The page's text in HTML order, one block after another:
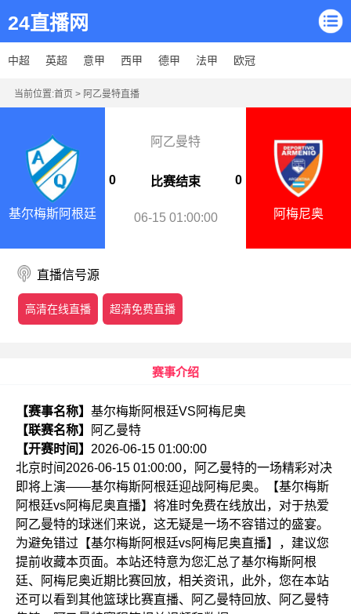
24直播网
中超 英超 意甲 西甲 德甲 法甲 欧冠
当前位置:首页 > 阿乙曼特直播
基尔梅斯阿根廷
阿乙曼特
0 比赛结束 0
06-15 01:00:00 阿梅尼奥
直播信号源
高清在线直播 超清免费直播
赛事介绍
【赛事名称】 基尔梅斯阿根廷VS阿梅尼奥
【联赛名称】
阿乙曼特
【开赛时间】 2026-06-15 01:00:00
北京时间2026-06-15 01:00:00，阿乙曼特的一场精彩对决
即将上演——基尔梅斯阿根廷迎战阿梅尼奥。【基尔梅斯
阿根廷vs阿梅尼奥直播】将准时免费在线放出，对于热爱
阿乙曼特的球迷们来说，这无疑是一场不容错过的盛宴。
为避免错过【基尔梅斯阿根廷vs阿梅尼奥直播】，建议您
提前收藏本页面。本站还特意为您汇总了基尔梅斯阿根
廷、阿梅尼奥近期比赛回放，相关资讯，此外，您在本站
还可以看到其他篮球比赛直播、阿乙曼特回放、阿乙曼特